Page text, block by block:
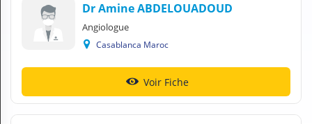
Dr Amine ABDELOUADOUD
Angiologue
Casablanca Maroc
Voir Fiche